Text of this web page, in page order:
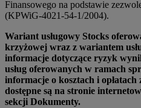
Finansowego na podstawie
(KPWiG-4021-54-1/2004).
Wariant usługowy Stocks
krzyżowej wraz z wariantem
informacje dotyczące ryzyk
usług oferowanych w ramach
informacje o kosztach i opłatach
dostępne są na stronie
sekcji Dokumenty.